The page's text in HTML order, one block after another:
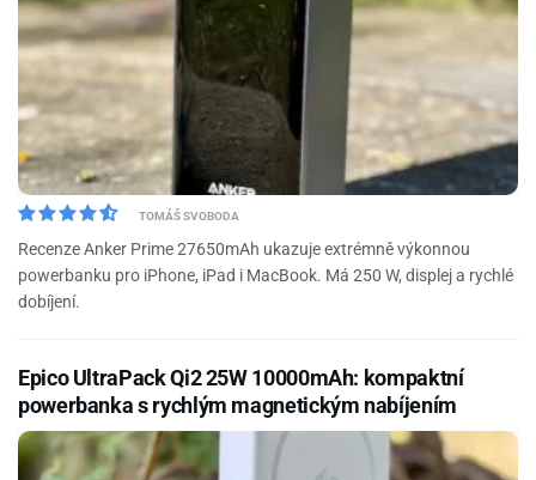
TOMÁŠ SVOBODA
Recenze Anker Prime 27650mAh ukazuje extrémně výkonnou
powerbanku pro iPhone, iPad i MacBook. Má 250 W, displej a rychlé
dobíjení.
Epico UltraPack Qi2 25W 10000mAh: kompaktní
powerbanka s rychlým magnetickým nabíjením